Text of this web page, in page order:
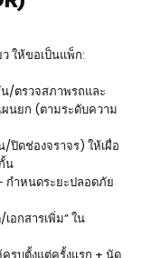
ให้ขอเป็นแพ็ก:
/ตรวจสภาพรถและ
ยก (ตามระดับความ
ปิดช่องจราจร) ให้เผื่อ
น
กำหนดระยะปลอดภัย
อกสารเพิ่ม” ใน